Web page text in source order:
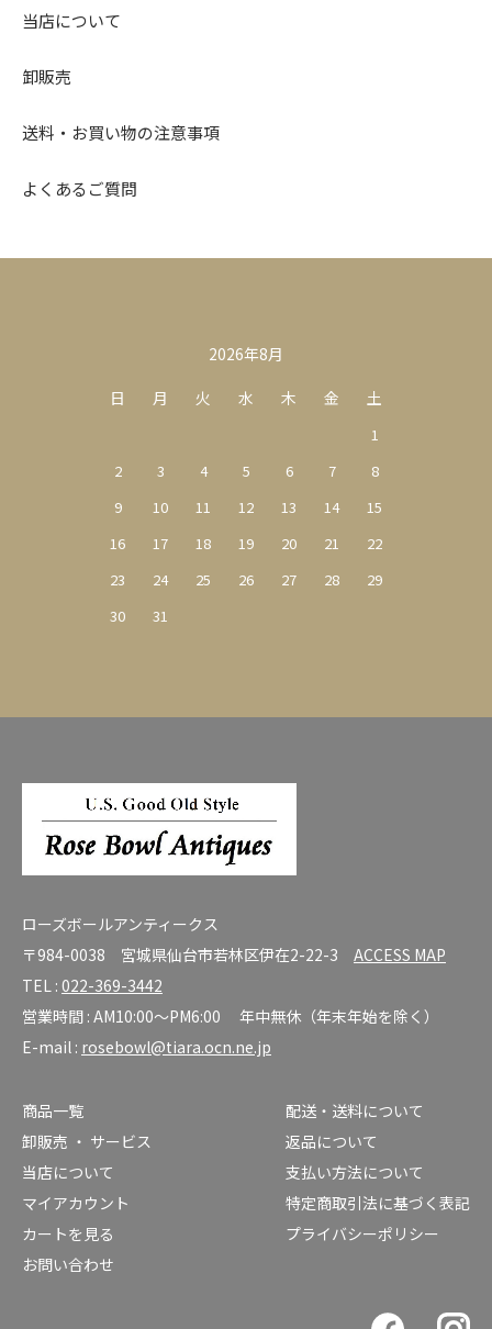
当店について
卸販売
送料・お買い物の注意事項
よくあるご質問
2026年8月
日
月 火 水 木 金 土
1
2
3 4 5 6 7
8
9
10 11 12 13 14
15
16
17 18 19 20 21
22
23
24 25 26 27 28
29
30
31
ローズボールアンティークス
〒984-0038 宮城県仙台市若林区伊在2-22-3 ACCESS MAP
TEL : 022-369-3442
営業時間 : AM10:00～PM6:00 年中無休（年末年始を除く）
E-mail : rosebowl@tiara.ocn.ne.jp
商品一覧
卸販売 ・ サービス
当店について
マイアカウント
カートを見る
お問い合わせ
配送・送料について
返品について
支払い方法について
特定商取引法に基づく表記
プライバシーポリシー